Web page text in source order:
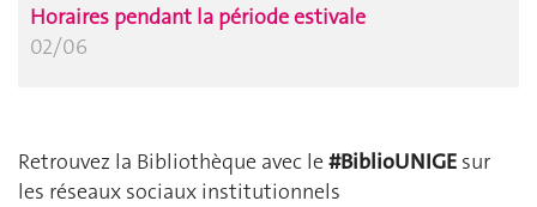
Horaires pendant la période estivale
02/06
Retrouvez la Bibliothèque avec le#BiblioUNIGE sur
les réseaux sociaux institutionnels